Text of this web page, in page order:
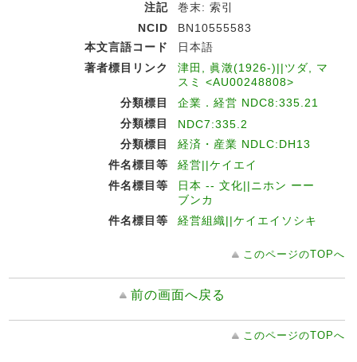
注記
巻末: 索引
NCID
BN10555583
本文言語コード
日本語
著者標目リンク
津田, 眞澂(1926-)||ツダ, マ
スミ <AU00248808>
分類標目
企業．経営 NDC8:335.21
分類標目
NDC7:335.2
分類標目
経済・産業 NDLC:DH13
件名標目等
経営||ケイエイ
件名標目等
日本 -- 文化||ニホン ーー
ブンカ
件名標目等
経営組織||ケイエイソシキ
このページのTOPへ
前の画面へ戻る
このページのTOPへ